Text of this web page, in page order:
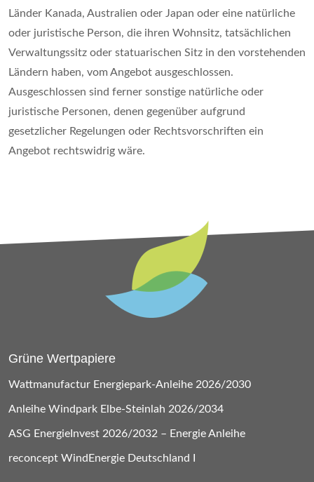
Länder Kanada, Australien oder Japan oder eine natürliche
oder juristische Person, die ihren Wohnsitz, tatsächlichen
Verwaltungssitz oder statuarischen Sitz in den vorstehenden
Ländern haben, vom Angebot ausgeschlossen.
Ausgeschlossen sind ferner sonstige natürliche oder
juristische Personen, denen gegenüber aufgrund
gesetzlicher Regelungen oder Rechtsvorschriften ein
Angebot rechtswidrig wäre.
Grüne Wertpapiere
Wattmanufactur Energiepark-Anleihe 2026/2030
Anleihe Windpark Elbe-Steinlah 2026/2034
ASG EnergieInvest 2026/2032 – Energie Anleihe
reconcept WindEnergie Deutschland I